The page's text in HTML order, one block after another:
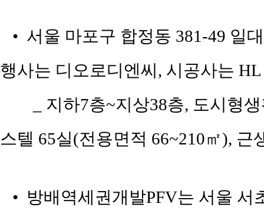
• 서울 마포구 합정동 381-49 일
행사는 디오로디엔씨, 시공사는
_ 지하7층~지상38층, 도시형
스텔 65실(전용면적 66~210㎡),
• 방배역세권개발PFV는 서울 서